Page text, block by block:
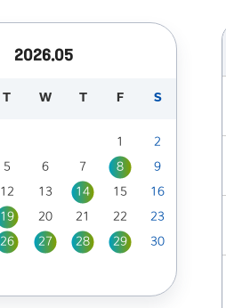
2026.05
T W T F S
1
2
5 6 7 8
9
12 13 14 15
16
19 20 21 22
23
26 27 28 29
30